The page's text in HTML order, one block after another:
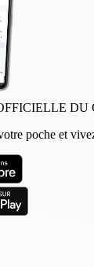
DU
poche et